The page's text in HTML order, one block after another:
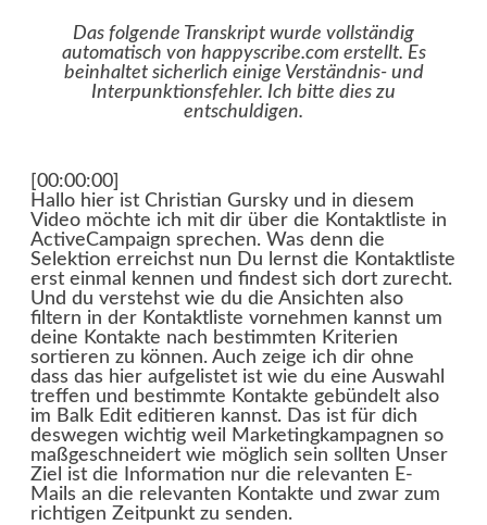
Das folgende Transkript wurde vollständig
automatisch von happyscribe.comerstellt. Es
beinhaltet sicherlich einige Verständnis- und
Interpunktionsfehler. Ich bitte dies zu
entschuldigen.
[00:00:00]
Hallo hier ist Christian Gursky und in diesem
Video möchte ich mit dir über die Kontaktliste in
ActiveCampaign sprechen. Was denn die
Selektion erreichst nun Du lernst die Kontaktliste
erst einmal kennen und findest sich dort zurecht.
Und du verstehst wie du die Ansichten also
filtern in der Kontaktliste vornehmen kannst um
deine Kontakte nach bestimmten Kriterien
sortieren zu können. Auch zeige ich dir ohne
dass das hier aufgelistet ist wie du eine Auswahl
treffen und bestimmte Kontakte gebündelt also
im Balk Edit editieren kannst. Das ist für dich
deswegen wichtig weil Marketingkampagnen so
maßgeschneidert wie möglich sein sollten Unser
Ziel ist die Information nur die relevanten E-
Mails an die relevanten Kontakte und zwar zum
richtigen Zeitpunkt zu senden.